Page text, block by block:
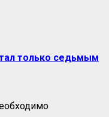
только седьмым